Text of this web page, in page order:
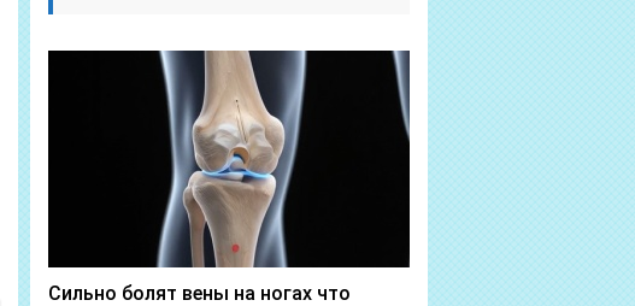
Сильно болят вены на ногах что